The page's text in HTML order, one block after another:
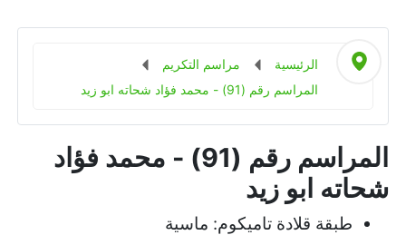
الرئيسية
مراسم التكريم
المراسم رقم (91) - محمد فؤاد شحاته ابو زيد
المراسم رقم (91) - محمد فؤاد
شحاته ابو زيد
طبقة قلادة تاميكوم: ماسية